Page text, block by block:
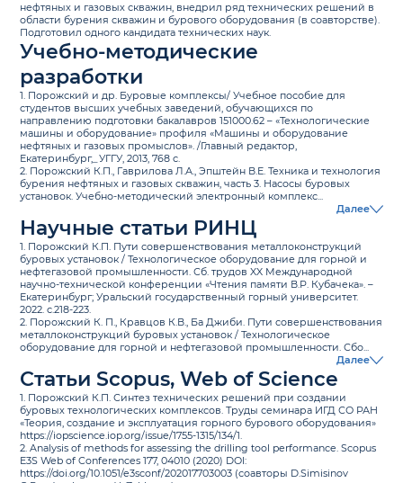
нефтяных и газовых скважин, внедрил ряд технических решений в
области бурения скважин и бурового оборудования (в соавторстве).
Подготовил одного кандидата технических наук.
Учебно-методические
разработки
1. Порожский и др. Буровые комплексы/ Учебное пособие для
студентов высших учебных заведений, обучающихся по
направлению подготовки бакалавров 151000.62 – «Технологические
машины и оборудование» профиля «Машины и оборудование
нефтяных и газовых промыслов». /Главный редактор,
Екатеринбург,_УГГУ, 2013, 768 с.
2. Порожский К.П., Гаврилова Л.А., Эпштейн В.Е. Техника и технология
бурения нефтяных и газовых скважин, часть 3. Насосы буровых
установок. Учебно-методический электронный комплекс...
Далее
Научные статьи РИНЦ
1. Порожский К.П. Пути совершенствования металлоконструкций
буровых установок / Технологическое оборудование для горной и
нефтегазовой промышленности. Сб. трудов XX Международной
научно-технической конференции «Чтения памяти В.Р. Кубачека». –
Екатеринбург; Уральский государственный горный университет.
2022. с.218-223.
2. Порожский К. П., Кравцов К.В., Ба Джиби. Пути совершенствования
металлоконструкций буровых установок / Технологическое
оборудование для горной и нефтегазовой промышленности. Сбо...
Далее
Статьи Scopus, Web of Science
1. Порожский К.П. Синтез технических решений при создании
буровых технологических комплексов. Труды семинара ИГД СО РАН
«Теория, создание и эксплуатация горного бурового оборудования»
https://iopscience.iop.org/issue/1755-1315/134/1.
2. Analysis of methods for assessing the drilling tool performance. Scopus
E3S Web of Conferences 177, 04010 (2020) DOI:
https://doi.org/10.1051/e3sconf/202017703003 (соавторы D.Simisinov